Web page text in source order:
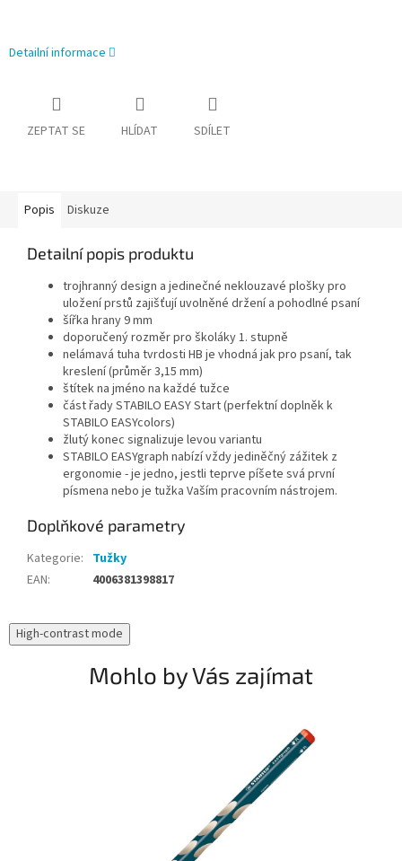
Detailní informace
ZEPTAT SE HLÍDAT SDÍLET
Popis Diskuze
Detailní popis produktu
trojhranný design a jedinečné neklouzavé plošky pro
uložení prstů zajišťují uvolněné držení a pohodlné psaní
šířka hrany 9 mm
doporučený rozměr pro školáky 1. stupně
nelámavá tuha tvrdosti HB je vhodná jak pro psaní, tak
kreslení (průměr 3,15 mm)
štítek na jméno na každé tužce
část řady STABILO EASY Start (perfektní doplněk k
STABILO EASYcolors)
žlutý konec signalizuje levou variantu
STABILO EASYgraph nabízí vždy jediněčný zážitek z
ergonomie - je jedno, jestli teprve píšete svá první
písmena nebo je tužka Vaším pracovním nástrojem.
Doplňkové parametry
Kategorie: Tužky
EAN: 4006381398817
High-contrast mode
Mohlo by Vás zajímat